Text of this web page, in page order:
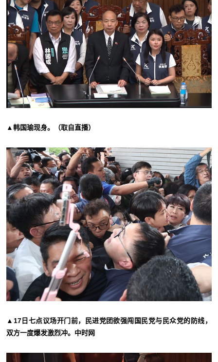
▲韩国瑜现身。（取自直播）
▲17日七点议场开门前，民进党团欲强闯国民党与民众党的防线，
双方一度爆发激烈冲。中时网